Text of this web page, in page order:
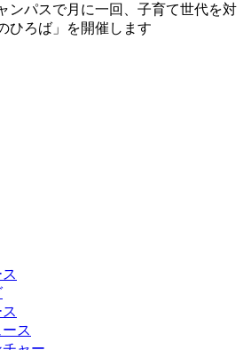
ンパスで月に一回、子育て世代を対
ひろば」を開催します
ス